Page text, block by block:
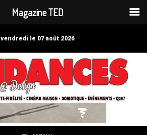
vendredi le 07 août 2026
Magazine TED